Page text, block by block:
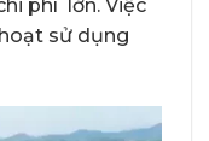
phí lớn. Việc
sử dụng